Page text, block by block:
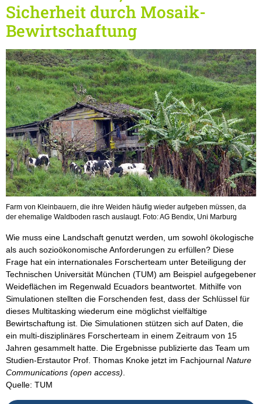
Sicherheit durch Mosaik-
Bewirtschaftung
Farm von Kleinbauern, die ihre Weiden häufig wieder aufgeben müssen, da
der ehemalige Waldboden rasch auslaugt. Foto: AG Bendix, Uni Marburg
Wie muss eine Landschaft genutzt werden, um sowohl ökologische
als auch sozioökonomische Anforderungen zu erfüllen? Diese
Frage hat ein internationales Forscherteam unter Beteiligung der
Technischen Universität München (TUM) am Beispiel aufgegebener
Weideflächen im Regenwald Ecuadors beantwortet. Mithilfe von
Simulationen stellten die Forschenden fest, dass der Schlüssel für
dieses Multitasking wiederum eine möglichst vielfältige
Bewirtschaftung ist. Die Simulationen stützen sich auf Daten, die
ein multi-disziplinäres Forscherteam in einem Zeitraum von 15
Jahren gesammelt hatte. Die Ergebnisse publizierte das Team um
Studien-Erstautor Prof. Thomas Knoke jetzt im Fachjournal Nature
Communications (open access)
Quelle: TUM